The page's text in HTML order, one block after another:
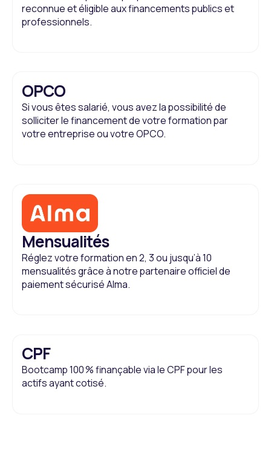
reconnue et éligible aux financements publics et
professionnels.
OPCO
Si vous êtes salarié, vous avez la possibilité de
solliciter le financement de votre formation par
votre entreprise ou votre OPCO.
Mensualités
Réglez votre formation en 2, 3 ou jusqu’à 10
mensualités grâce à notre partenaire officiel de
paiement sécurisé Alma.
CPF
Bootcamp 100 % finançable via le CPF pour les
actifs ayant cotisé.